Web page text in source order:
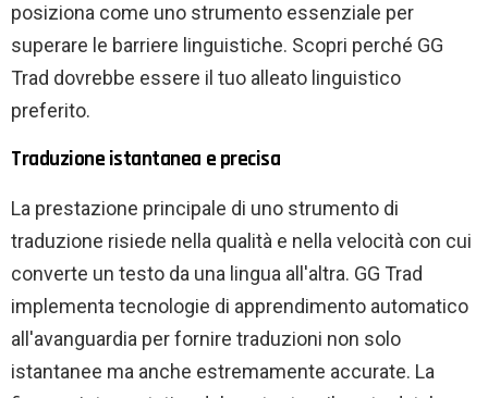
posiziona come uno strumento essenziale per
superare le barriere linguistiche. Scopri perché GG
Trad dovrebbe essere il tuo alleato linguistico
preferito.
Traduzione istantanea e precisa
La prestazione principale di uno strumento di
traduzione risiede nella qualità e nella velocità con cui
converte un testo da una lingua all'altra. GG Trad
implementa tecnologie di apprendimento automatico
all'avanguardia per fornire traduzioni non solo
istantanee ma anche estremamente accurate. La